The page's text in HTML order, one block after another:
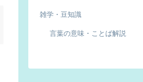
雑学・豆知識
言葉の意味・ことば解説